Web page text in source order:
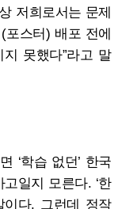
저희로서는 문제
스터) 배포 전에
못했다”라고 말
‘학습 없던’ 한국
일지 모른다. ‘한
이다. 그런데 정작